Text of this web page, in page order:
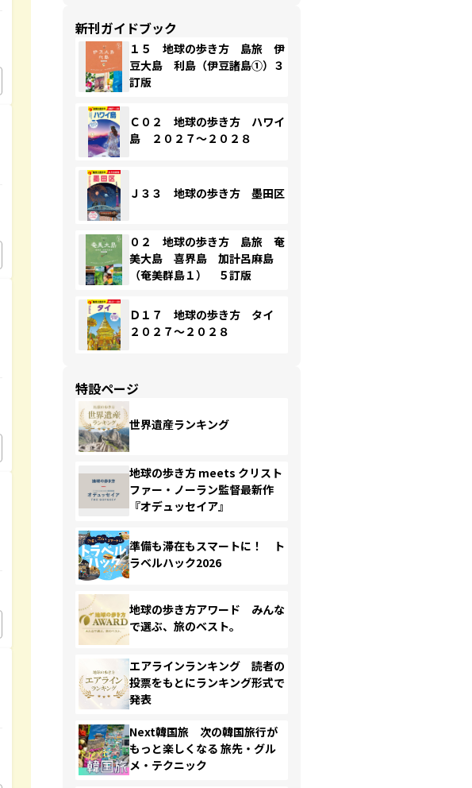
新刊ガイドブック
１５ 地球の歩き方 島旅 伊
豆大島 利島（伊豆諸島①）３
訂版
Ｃ０２ 地球の歩き方 ハワイ
島 ２０２７～２０２８
Ｊ３３ 地球の歩き方 墨田区
０２ 地球の歩き方 島旅 奄
美大島 喜界島 加計呂麻島
（奄美群島１） ５訂版
Ｄ１７ 地球の歩き方 タイ
２０２７～２０２８
特設ページ
世界遺産ランキング
地球の歩き方 meets クリスト
ファー・ノーラン監督最新作
『オデュッセイア』
準備も滞在もスマートに！ ト
ラベルハック2026
地球の歩き方アワード みんな
で選ぶ、旅のベスト。
エアラインランキング 読者の
投票をもとにランキング形式で
発表
Next韓国旅 次の韓国旅行が
もっと楽しくなる 旅先・グル
メ・テクニック